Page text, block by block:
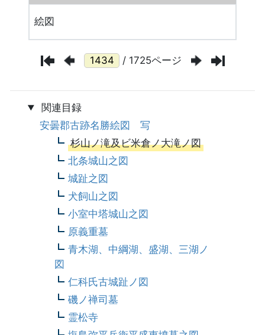
絵図
/ 1725ページ
関連目録
安曇郡古跡名勝絵図 写
杉山ノ滝及ビ米倉ノ大滝ノ図
北条城山之図
城趾之図
犬飼山之図
小室中塔城山之図
原義重墓
青木湖、中綱湖、盛湖、三湖ノ
図
仁科氏古城趾ノ図
磯ノ禅司墓
霊松寺